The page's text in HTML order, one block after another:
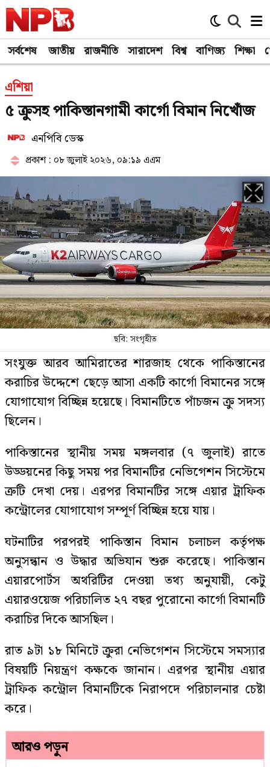
সর্বশেষ জাতীয় রাজনীতি সারাদেশ বিশ্ব বাণিজ্য শিক্ষা
এশিয়া
৫ ক্রুসহ পাকিস্তানগামী কার্গো বিমান নিখোঁজ
এনপিবি ডেস্ক
প্রকাশ : ০৮ জুলাই ২০২৬, ০৯:১৯ এএম
ছবি: সংগৃহীত
সংযুক্ত আরব আমিরাতের শারজাহ থেকে পাকিস্তানের
করাচির উদ্দেশে ছেড়ে আসা একটি কার্গো বিমানের সঙ্গে
যোগাযোগ বিচ্ছিন্ন হয়েছে। বিমানটিতে পাঁচজন ক্রু সদস্য
ছিলেন।
পাকিস্তানের স্থানীয় সময় মঙ্গলবার (৭ জুলাই) রাতে
উড্ডয়নের কিছু সময় পর বিমানটির নেভিগেশন সিস্টেমে
ত্রুটি দেখা দেয়। এরপর বিমানটির সঙ্গে এয়ার ট্রাফিক
কন্ট্রোলের যোগাযোগ সম্পূর্ণ বিচ্ছিন্ন হয়ে যায়।
ঘটনাটির পরপরই পাকিস্তান বিমান চলাচল কর্তৃপক্ষ
অনুসন্ধান ও উদ্ধার অভিযান শুরু করেছে। পাকিস্তান
এয়ারপোর্টস অথরিটির দেওয়া তথ্য অনুযায়ী, কেটু
এয়ারওয়েজ পরিচালিত ২৭ বছর পুরোনো কার্গো বিমানটি
করাচির দিকে আসছিল।
রাত ৯টা ১৮ মিনিটে ক্রুরা নেভিগেশন সিস্টেমে সমস্যার
বিষয়টি নিয়ন্ত্রণ কক্ষকে জানান। এরপর স্থানীয় এয়ার
ট্রাফিক কন্ট্রোল বিমানটিকে নিরাপদে পরিচালনার চেষ্টা
করে।
আরও পড়ুন